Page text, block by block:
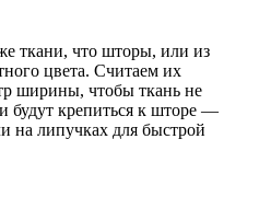
ткани, что шторы, или из
цвета. Считаем их
ширины, чтобы ткань не
будут крепиться к шторе —
на липучках для быстрой